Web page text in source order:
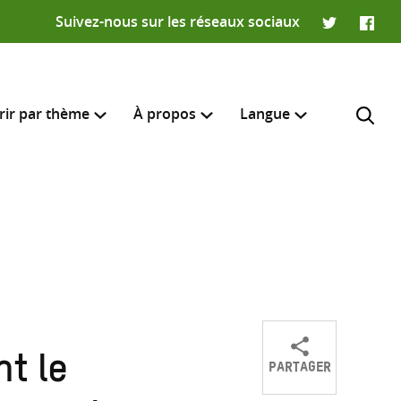
Suivez-nous sur les réseaux sociaux
Twitter
par thème À propos Langue
recherche
le PARTAGER
PartagerPartagerPartager